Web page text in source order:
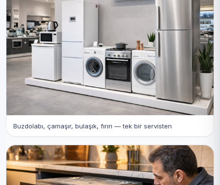
Buzdolabı, çamaşır, bulaşık, fırın — tek bir servisten